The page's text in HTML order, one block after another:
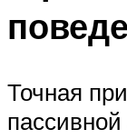
Точная
пассивной